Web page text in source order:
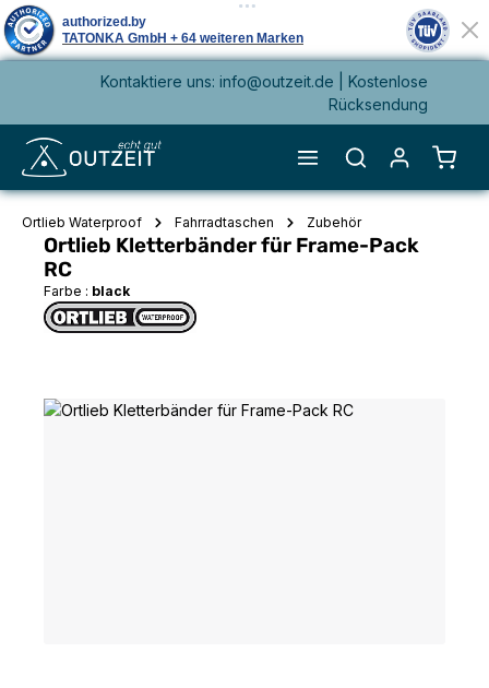
springenKontaktiere uns: info@outzeit.de | Kostenlose
Rücksendung
Ortlieb Waterproof Fahrradtaschen Zubehör
Ortlieb Kletterbänder für Frame-Pack
RC
Farbe : black
Bildergalerie überspringen